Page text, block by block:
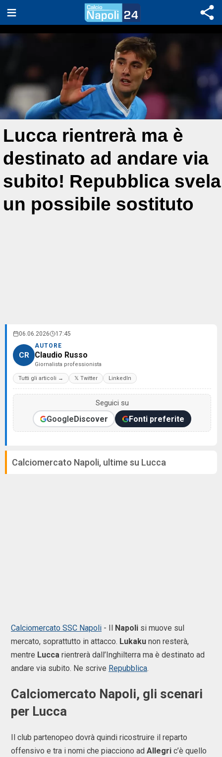
Lucca rientrerà ma è
destinato ad andare via
subito! Repubblica svela
un possibile sostituto
06.06.2026 17:45
CR
AUTORE
Claudio Russo
Giornalista professionista
Tutti gli articoli → 𝕏 Twitter LinkedIn
Seguici su
GoogleDiscover Fonti preferite
Calciomercato Napoli, ultime su Lucca
Calciomercato SSC Napoli - Il Napoli si muove sul
mercato, soprattutto in attacco. Lukaku non resterà,
mentre Lucca rientrerà dall’Inghilterra ma è destinato ad
andare via subito. Ne scrive Repubblica.
Calciomercato Napoli, gli scenari
per Lucca
Il club partenopeo dovrà quindi ricostruire il reparto
offensivo e tra i nomi che piacciono ad Allegri c’è quello